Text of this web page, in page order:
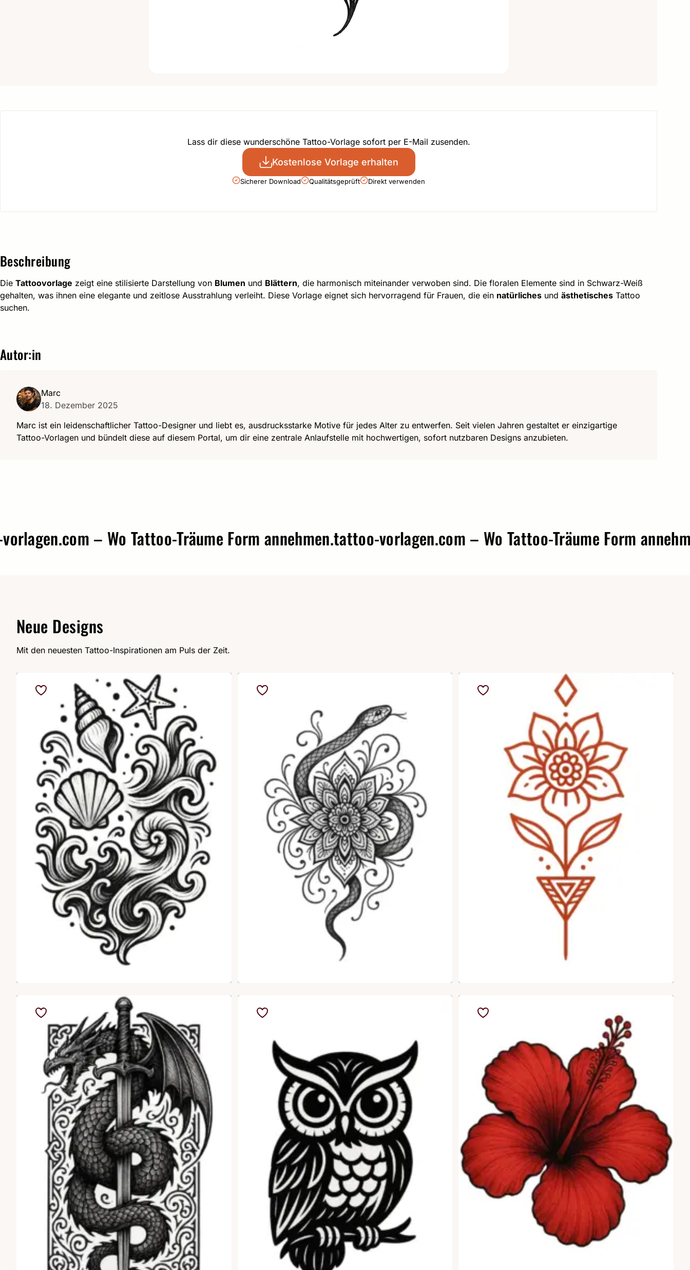
Lass dir diese wunderschöne Tattoo-Vorlage sofort per E-Mail zusenden.
Kostenlose Vorlage erhalten
Sicherer Download Qualitätsgeprüft Direkt verwenden
Beschreibung
Die Tattoovorlage zeigt eine stilisierte Darstellung von Blumen und Blättern, die harmonisch miteinander verwoben sind. Die floralen Elemente sind in Schwarz-Weiß
gehalten, was ihnen eine elegante und zeitlose Ausstrahlung verleiht. Diese Vorlage eignet sich hervorragend für Frauen, die ein natürliches und ästhetisches Tattoo
suchen.
Autor:in
Marc
18. Dezember 2025
Marc ist ein leidenschaftlicher Tattoo-Designer und liebt es, ausdrucksstarke Motive für jedes Alter zu entwerfen. Seit vielen Jahren gestaltet er einzigartige
Tattoo-Vorlagen und bündelt diese auf diesem Portal, um dir eine zentrale Anlaufstelle mit hochwertigen, sofort nutzbaren Designs anzubieten.
– Wo Tattoo-Träume Form annehmen.tattoo-vorlagen.com – Wo Tattoo-Träume Form annehmen.
Neue Designs
Mit den neuesten Tattoo-Inspirationen am Puls der Zeit.